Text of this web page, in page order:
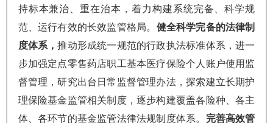
持标本兼治、重在治本，着力构建系统完备、科学规
范、运行有效的长效监管格局。 健全科学完备的法律制
度体系，推动形成统一规范的行政执法标准体系，进一
步加强定点零售药店职工基本医疗保险个人账户使用监
督管理，研究出台日常监督管理办法，探索建立长期护
理保险基金监管相关制度，逐步构建覆盖各险种、各主
体、各环节的基金监管法律法规制度体系。 完善高效管